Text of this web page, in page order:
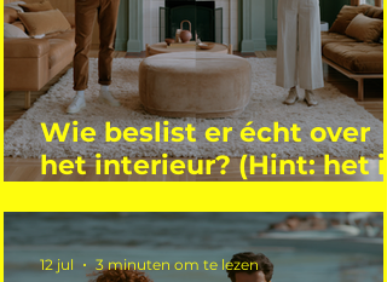
Wie beslist er écht over
het interieur? (Hint: het is
12 jul 3 minuten om te lezen